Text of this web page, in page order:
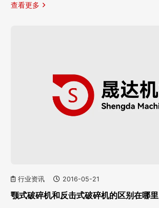
查看更多
行业资讯 2016-05-21
颚式破碎机和反击式破碎机的区别在哪里